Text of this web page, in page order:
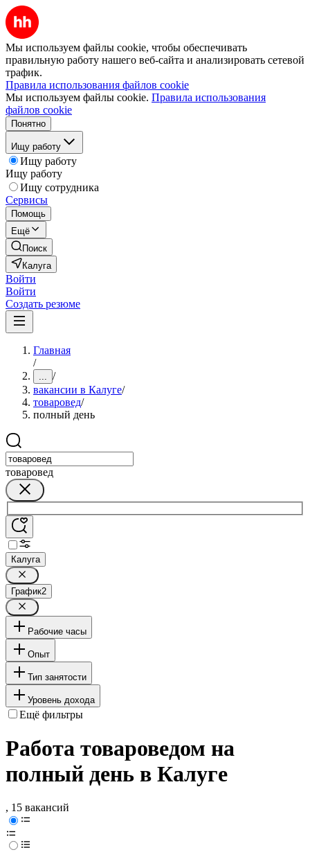
Мы используем файлы cookie, чтобы обеспечивать
правильную работу нашего веб-сайта и анализировать сетевой
трафик.
Правила использования файлов cookie
Мы используем файлы cookie. Правила использования
файлов cookie
Понятно
Ищу работу
Ищу работу
Ищу работу
Ищу сотрудника
Сервисы
Помощь
Ещё
Поиск
Калуга
Войти
Войти
Создать резюме
Главная
/
... /
вакансии в Калуге/
товаровед/
полный день
товаровед
Калуга
График2
Рабочие часы
Опыт
Тип занятости
Уровень дохода
Ещё фильтры
Работа товароведом на
полный день в Калуге
, 15 вакансий